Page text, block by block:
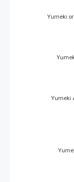
Yumeki